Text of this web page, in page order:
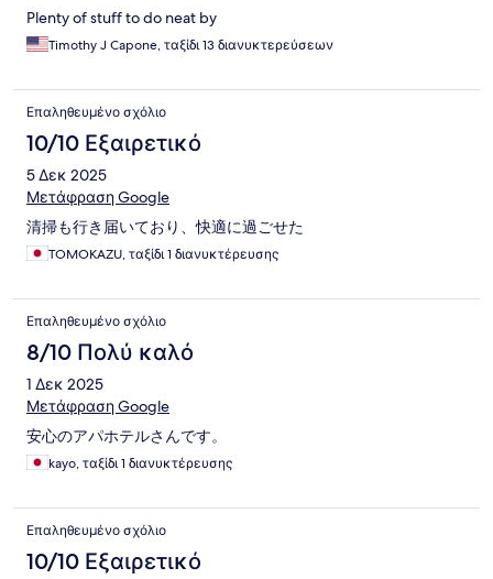
Plenty of stuff to do neat by
Timothy J Capone, ταξίδι 13 διανυκτερεύσεων
Επαληθευμένο σχόλιο
10/10 Εξαιρετικό
5 Δεκ 2025
Μετάφραση Google
清掃も行き届いており、快適に過ごせた
TOMOKAZU, ταξίδι 1 διανυκτέρευσης
Επαληθευμένο σχόλιο
8/10 Πολύ καλό
1 Δεκ 2025
Μετάφραση Google
安心のアパホテルさんです。
kayo, ταξίδι 1 διανυκτέρευσης
Επαληθευμένο σχόλιο
10/10 Εξαιρετικό